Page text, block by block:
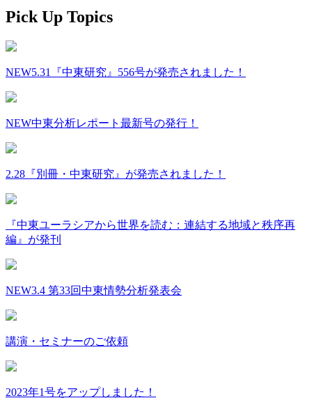
Pick Up Topics
NEW5.31『中東研究』556号が発売されました！
NEW中東分析レポート最新号の発行！
2.28『別冊・中東研究』が発売されました！
『中東ユーラシアから世界を読む：連結する地域と秩序再
編』が発刊
NEW3.4 第33回中東情勢分析発表会
講演・セミナーのご依頼
2023年1号をアップしました！